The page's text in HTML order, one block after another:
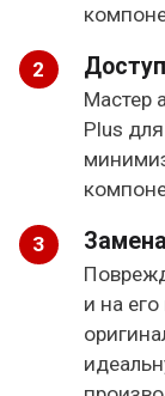
Мастер
Plus
и на